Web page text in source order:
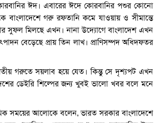
ঈদ। এবারের ঈদে কোরবানির পশুর কোনো
বাংলাদেশে গরু রফতানি কমে যাওয়ায় ও সীমান্তে
মিলছে এখন। নানা উদ্যোগে বাংলাদেশ এখন
বেড়েছে প্রায় তিন লাখ। প্রাণিসম্পদ অধিদফতর
গরুতে সয়লাব হয়ে যেত। কিন্তু সে দৃশ্যপট এখন
ডেইরি শিল্পের জন্য খুবই ভালো খবর বলে মনে
সময়ের আলোকে বলেন, ভারত সরকার বাংলাদেশে